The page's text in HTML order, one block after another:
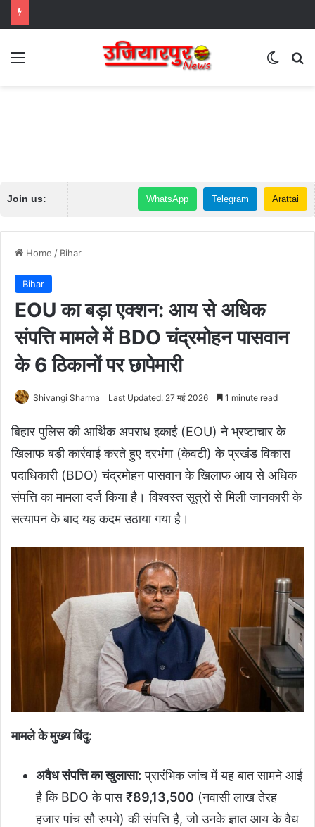
Menu
Join us: WhatsApp Telegram Arattai
Home / Bihar
Bihar
EOU का बड़ा एक्शन: आय से अधिक
संपत्ति मामले में BDO चंद्रमोहन पासवान
के 6 ठिकानों पर छापेमारी
Shivangi Sharma Last Updated: 27 मई 2026 1 minute read
बिहार पुलिस की आर्थिक अपराध इकाई (EOU) ने भ्रष्टाचार के
खिलाफ बड़ी कार्रवाई करते हुए दरभंगा (केवटी) के प्रखंड विकास
पदाधिकारी (BDO) चंद्रमोहन पासवान के खिलाफ आय से अधिक
संपत्ति का मामला दर्ज किया है। विश्वस्त सूत्रों से मिली जानकारी के
सत्यापन के बाद यह कदम उठाया गया है।
मामले के मुख्य बिंदु:
अवैध संपत्ति का खुलासा: प्रारंभिक जांच में यह बात सामने आई
है कि BDO के पास₹89,13,500 (नवासी लाख तेरह
हजार पांच सौ रुपये) की संपत्ति है, जो उनके ज्ञात आय के वैध